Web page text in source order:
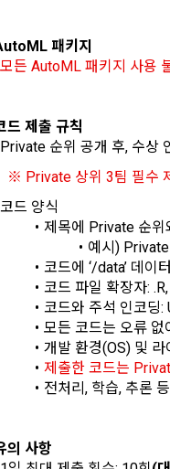
소셜
아직 데
제 3 조 (효력의 발생
1. "회사"는 이 약관의
원"이 알 수 있도록 초
법률, 전자상거래 등에
자서명법, 소비자기본
다.
3. "회사"는 "서비스"
약관과 충돌하는 경우
4. “회사”의 영업상 중
약관을 개정할 경우에
게시판에 그 적용일자
5. '회사' 약관의 조항
와 개정사유를 명시하
부의사를 표명할 수 있
2) 서비스 제공에 관한
본인인증, 채용정보 매
3) 서비스 개발 및 마
맞춤 서비스 제공, 서
파악, 통계학적 특성에
4) 고용 및 취업동향
3. 수집하는 개인정보
가. 수집하는 개인정보
1) 회원가입 시 수집하
선택 항목 : 휴대폰번호
패키지
모든 AutoML 패키지 사용
드 제출 규칙
Private 순위 공개 후, 수상
※ Private 상위 3팀 필수
코드 양식
제목에 Private 순위
예시)
코드에 ‘/data’ 데이
코드 파일 확장자:
코드와 주석 인코딩:
모든 코드는 오류
개발 환경(OS) 및 라
제출한 코드는
전처리, 학습, 추론
의 사항